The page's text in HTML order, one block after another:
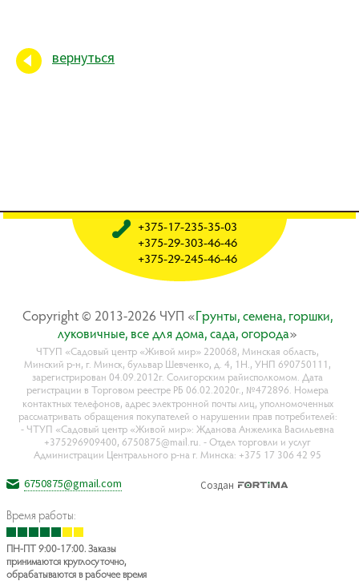
вернуться
Copyright © 2013-2026 ЧУП «Гpyнты, ceмeнa, гopшки,
лyкoвичныe, вce для дoмa, caдa, oгopoдa»
ЧТУП «Садовый центр «Живой мир» 220068, Минская область,
Минский р-н, г. Минск, бульвар Шевченко, д. 4, 1Н., УНП 690750111,
зарегистрирован 04.09.2012г. Солигорским райисполкомом. Дата
регистрации в Торговом реестре РБ 06.02.2020г., №472896. Номера
контактных телефонов, адрес электронной почты лиц, уполномоченных
рассматривать обращения покупателей о нарушении прав потребителей:
- ЧТУП «Садовый центр «Живой мир»: Жданова Анжелика Васильевна
+375296909400, 6750875@mail.ru. - Отдел торговли и услуг
Администрации Центрального р-на г. Минска: +375 17 306 42 95
+375-17-235-35-03
+375-29-303-46-46
+375-29-245-46-46
6750875@gmail.com
Время работы:
ПН-ПТ 9:00-17:00. Заказы
принимаются круглосуточно,
обрабатываются в рабочее время
Создан